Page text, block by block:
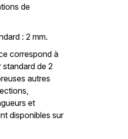
de
: 2 mm.
correspond à
standard de 2
autres
et
disponibles sur